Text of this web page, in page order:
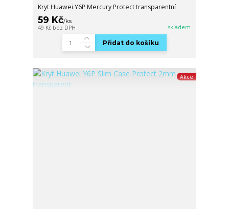
Kryt Huawei Y6P Mercury Protect transparentní
59 Kč/ks
49 Kč bez DPH skladem
Přidat do košíku
Akce